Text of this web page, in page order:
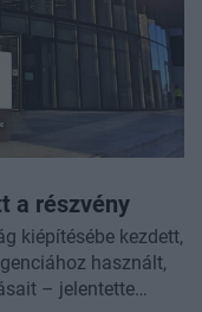
a részvény
kiépítésébe kezdett,
használt,
– jelentette